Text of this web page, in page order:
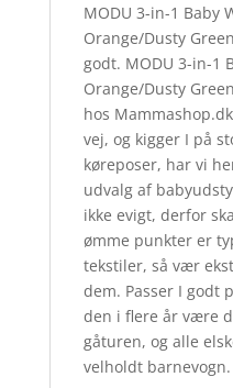
MODU 3-in-1 Baby
Orange/Dusty
godt. MODU 3-in-1
Orange/Dusty
hos
vej, og kigger I på
køreposer, har vi
udvalg af
ikke evigt, derfor
ømme punkter er
tekstiler, så vær
dem. Passer I godt
den i flere år være
gåturen, og alle
velholdt barnevogn.